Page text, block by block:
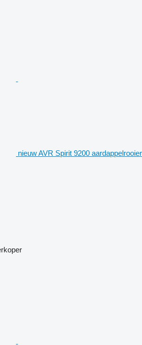
nieuw AVR Spirit 9200 aardappelrooier